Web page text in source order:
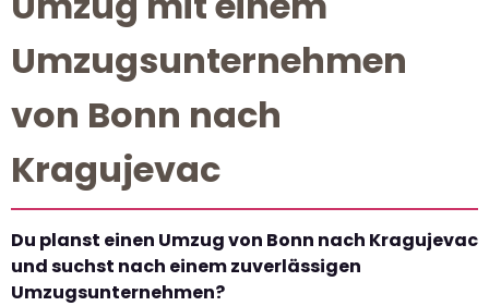
Umzugsunternehmen
von Bonn nach
Kragujevac
Du planst einen Umzug von Bonn nach Kragujevac
und suchst nach einem zuverlässigen
Umzugsunternehmen?